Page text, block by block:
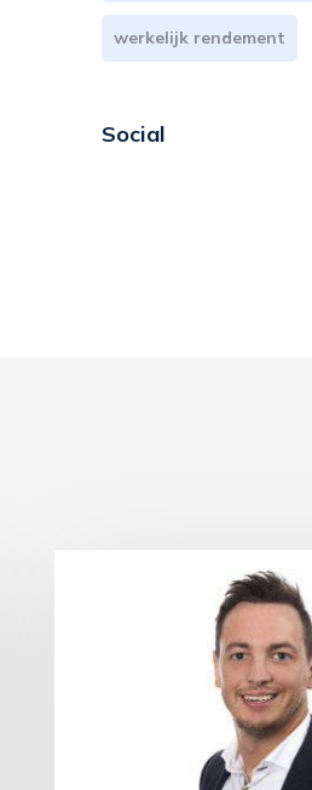
werkelijk rendement
Social